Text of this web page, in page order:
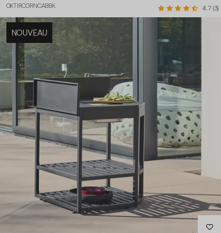
OKTIRCORNCABBK 4.7 (3)
NOUVEAU